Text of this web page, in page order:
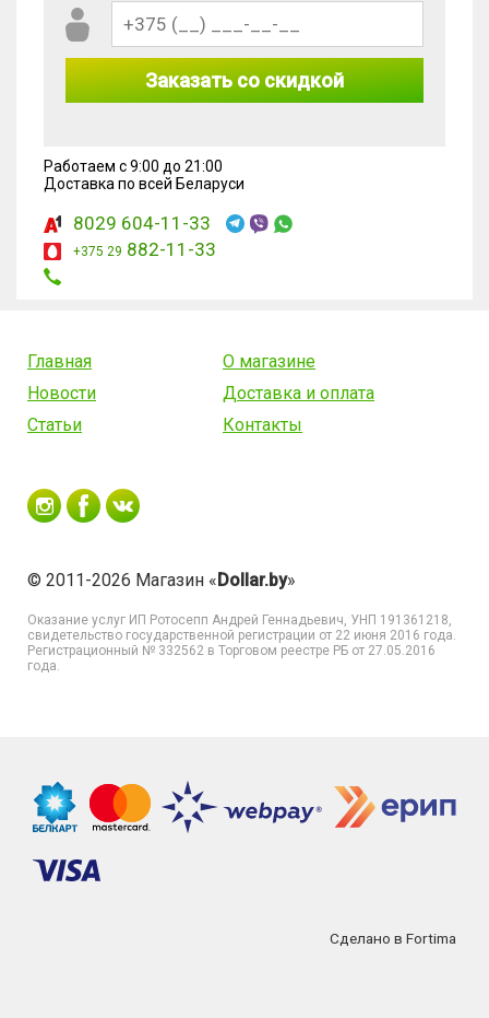
Заказать со скидкой
Работаем с 9:00 до 21:00
Доставка по всей Беларуси
8029 604-11-33
+375 29 882-11-33
Главная
О магазине
Новости
Доставка и оплата
Статьи
Контакты
© 2011-2026 Магазин «Dollar.by»
Оказание услуг ИП Ротосепп Андрей Геннадьевич, УНП 191361218,
свидетельство государственной регистрации от 22 июня 2016 года.
Регистрационный № 332562 в Торговом реестре РБ от 27.05.2016
года.
Сделано в Fortima